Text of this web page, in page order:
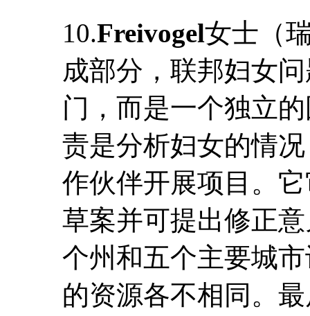
10.Freivogel女士（
成部分，联邦妇女
门，而是一个独立
责是分析妇女的情
作伙伴开展项目。
草案并可提出修正
个州和五个主要城
的资源各不相同。